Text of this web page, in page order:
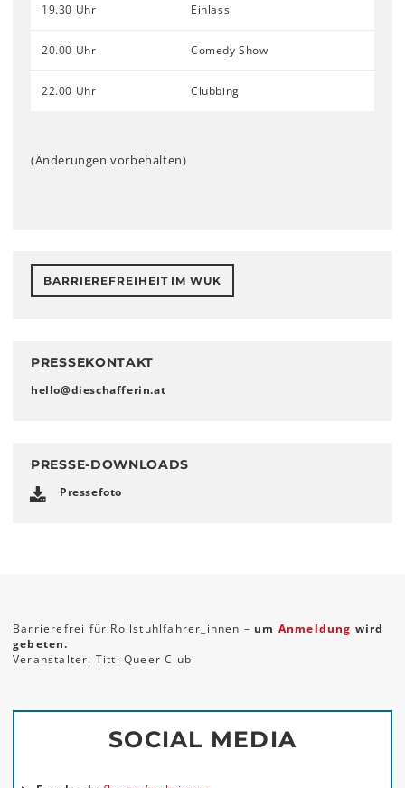
19.30 Uhr Einlass
20.00 Uhr Comedy Show
22.00 Uhr Clubbing
(Änderungen vorbehalten)
BARRIEREFREIHEIT IM WUK
PRESSEKONTAKT
hello@dieschafferin.at
PRESSE-DOWNLOADS
Pressefoto
Barrierefrei für Rollstuhlfahrer_innen – um Anmeldung wird
gebeten.
Veranstalter: Titti Queer Club
SOCIAL MEDIA